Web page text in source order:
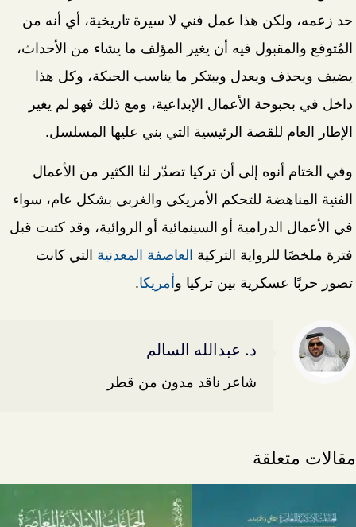
حد زعمه، ولكن هذا عمل فني لا سيرة تاريخية، أي أنه من
المُتوقع والمقبول فيه أن يغير المؤلف ما يشاء من الأحداث،
يضيف ويحذف ويعدل ويبتكر ما يناسب الحبكة، وكل هذا
داخل في بحبوحة الأعمال الإبداعية، ومع ذلك فهو لم يغير
الإطار العام للقصة الرئيسية التي بني عليها المسلسل.
وفي الختام أنوه إلى أن تركيا تصدّر لنا الكثير من الأعمال
الفنية المناهضة للتحكم الأمريكي والغربي بشكل عام، سواء
في الأعمال الدرامية أو السينمائية أو الروائية، وقد كتبت قبل
فترة ملخصًا للرواية التركية العاصفة المعدنية التي كانت
تصور حربًا عسكرية بين تركيا وأمريكا.
د. عبدالله السالم
شاعر ناقد مدون من قطر
مقالات متعلقة